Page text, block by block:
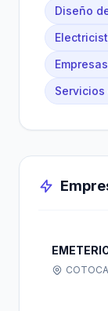
Diseño
COTOCA